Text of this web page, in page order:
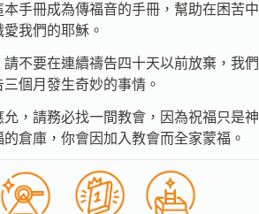
手冊成為傳福音的手冊，幫助在困苦中
我們的耶穌。
不要在連續禱告四十天以前放棄，我們
個月發生奇妙的事情。
，請務必找一間教會，因為祝福只是神
倉庫，你會因加入教會而全家蒙福。